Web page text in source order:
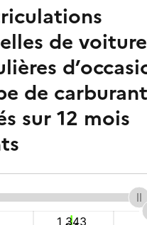
de
de carburant
sur 12 mois